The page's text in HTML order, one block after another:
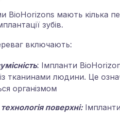
BioHorizons мають кілька
зубів.
включають:
: Імпланти
тканинами людини. Це
організмом
поверхні: